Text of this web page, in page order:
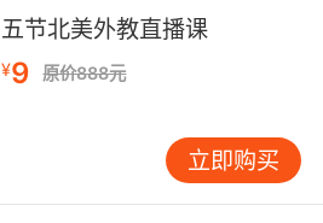
五节北美外教直播课
¥9 原价888元
立即购买